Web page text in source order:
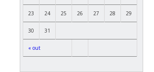
« out
23 24 25 26 27 28 29
30 31